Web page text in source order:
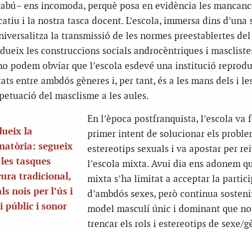
ens incomoda, perquè posa en evidència les
i la nostra tasca docent. L’escola, immersa dins d’una
la transmissió de les normes preestablertes
les construccions socials androcèntriques i
podem obviar que l’escola esdevé una institució
entre ambdós gèneres i, per tant, és a les mans dels i
del masclisme a les aules.
la
segueix
tasques
tradicional,
nois per l’ús i
públic i sonor
En l’època postfranquista, l’escola va
primer intent de solucionar els
estereotips sexuals i va apostar per
l’escola mixta. Avui dia ens adonem
mixta s’ha limitat a acceptar la
d’ambdós sexes, però continua
model masculí únic i dominant que
trencar els rols i estereotips de sexe/